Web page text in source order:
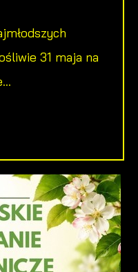
31 maja na